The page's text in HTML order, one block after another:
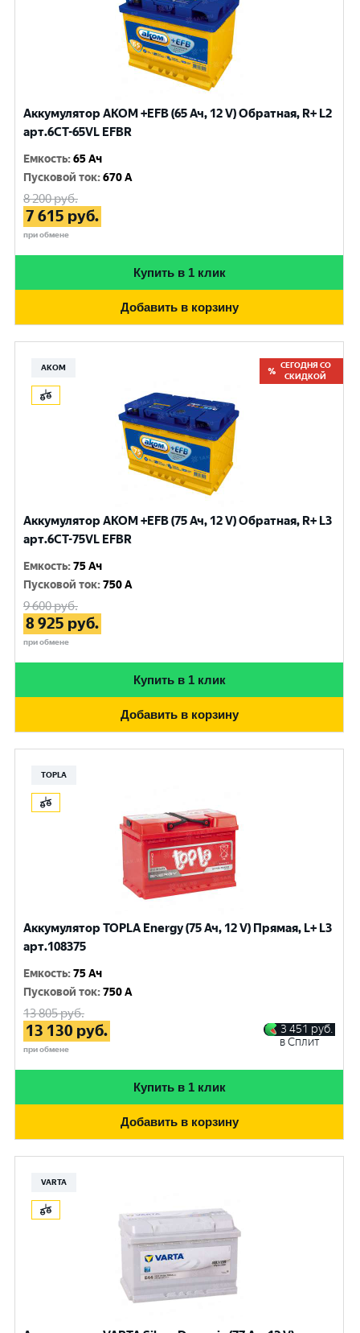
Аккумулятор AKOM +EFB (65 Ач, 12 V) Обратная, R+ L2
арт.6CT-65VL EFBR
Емкость:65 Ач
Пусковой ток:670 A
8 200руб.
7 615 руб.
при обмене
Купить в 1 клик
Добавить в корзину
АКОМ
СЕГОДНЯ СО
СКИДКОЙ
Аккумулятор AKOM +EFB (75 Ач, 12 V) Обратная, R+ L3
арт.6СТ-75VL EFBR
Емкость:75 Ач
Пусковой ток:750 A
9 600руб.
8 925 руб.
при обмене
Купить в 1 клик
Добавить в корзину
TOPLA
Аккумулятор TOPLA Energy (75 Ач, 12 V) Прямая, L+ L3
арт.108375
Емкость:75 Ач
Пусковой ток:750 A
13 805руб.
13 130 руб.
при обмене
3 451 руб.
в Сплит
Купить в 1 клик
Добавить в корзину
VARTA